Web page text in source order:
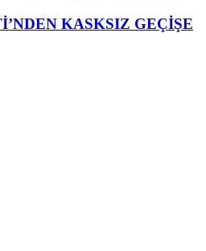
KASKSIZ GEÇİŞE